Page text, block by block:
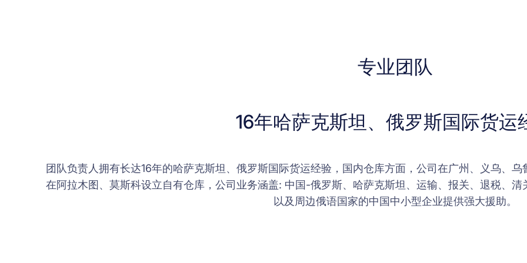
专业团队
16年哈萨克斯坦、俄罗斯国际货运
团队负责人拥有长达16年的哈萨克斯坦、俄罗斯国际货运经验，国内仓库方面，公司在广州、义乌、
在阿拉木图、莫斯科设立自有仓库，公司业务涵盖: 中国-俄罗斯、哈萨克斯坦、运输、报关、退税、
以及周边俄语国家的中国中小型企业提供强大援助。